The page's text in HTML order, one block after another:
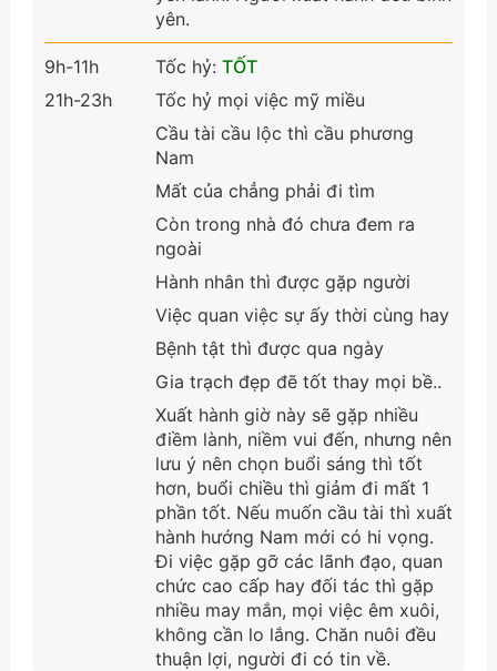
yên.
9h-11h
21h-23h
Tốc hỷ: TỐT
Tốc hỷ mọi việc mỹ miều
Cầu tài cầu lộc thì cầu phương
Nam
Mất của chẳng phải đi tìm
Còn trong nhà đó chưa đem ra
ngoài
Hành nhân thì được gặp người
Việc quan việc sự ấy thời cùng hay
Bệnh tật thì được qua ngày
Gia trạch đẹp đẽ tốt thay mọi bề..
Xuất hành giờ này sẽ gặp nhiều
điềm lành, niềm vui đến, nhưng nên
lưu ý nên chọn buổi sáng thì tốt
hơn, buổi chiều thì giảm đi mất 1
phần tốt. Nếu muốn cầu tài thì xuất
hành hướng Nam mới có hi vọng.
Đi việc gặp gỡ các lãnh đạo, quan
chức cao cấp hay đối tác thì gặp
nhiều may mắn, mọi việc êm xuôi,
không cần lo lắng. Chăn nuôi đều
thuận lợi, người đi có tin về.